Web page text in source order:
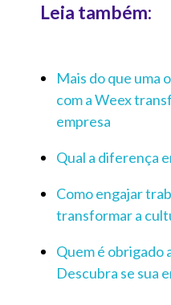
Leia também:
Mais do que uma
com a Weex
empresa
Qual a diferença
Como engajar
transformar a
Quem é obrigado
Descubra se sua